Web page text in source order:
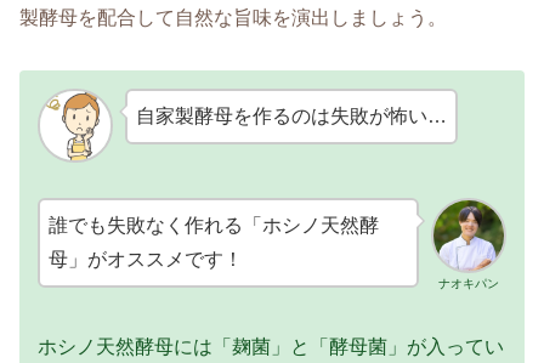
製酵母を配合して自然な旨味を演出しましょう。
自家製酵母を作るのは失敗が怖い…
ナオキパン
誰でも失敗なく作れる「ホシノ天然酵
母」がオススメです！
ホシノ天然酵母には「麹菌」と「酵母菌」が入ってい